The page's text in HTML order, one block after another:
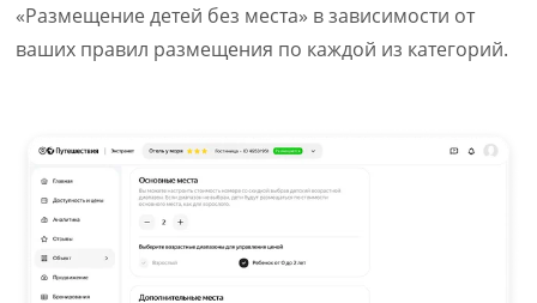
«Размещение детей без места» в зависимости от
ваших правил размещения по каждой из категорий.